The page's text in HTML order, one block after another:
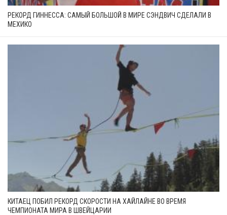
РЕКОРД ГИННЕССА: САМЫЙ БОЛЬШОЙ В МИРЕ СЭНДВИЧ СДЕЛАЛИ В
МЕХИКО
КИТАЕЦ ПОБИЛ РЕКОРД СКОРОСТИ НА ХАЙЛАЙНЕ ВО ВРЕМЯ
ЧЕМПИОНАТА МИРА В ШВЕЙЦАРИИ